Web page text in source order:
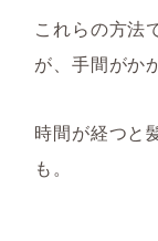
これらの方法
が、手間がか
時間が経つと
も。